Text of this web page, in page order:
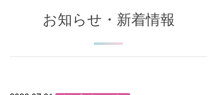
お知らせ・新着情報